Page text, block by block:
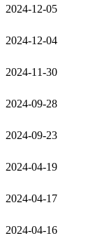
2024-12-05
2024-12-04
2024-11-30
2024-09-28
2024-09-23
2024-04-19
2024-04-17
2024-04-16